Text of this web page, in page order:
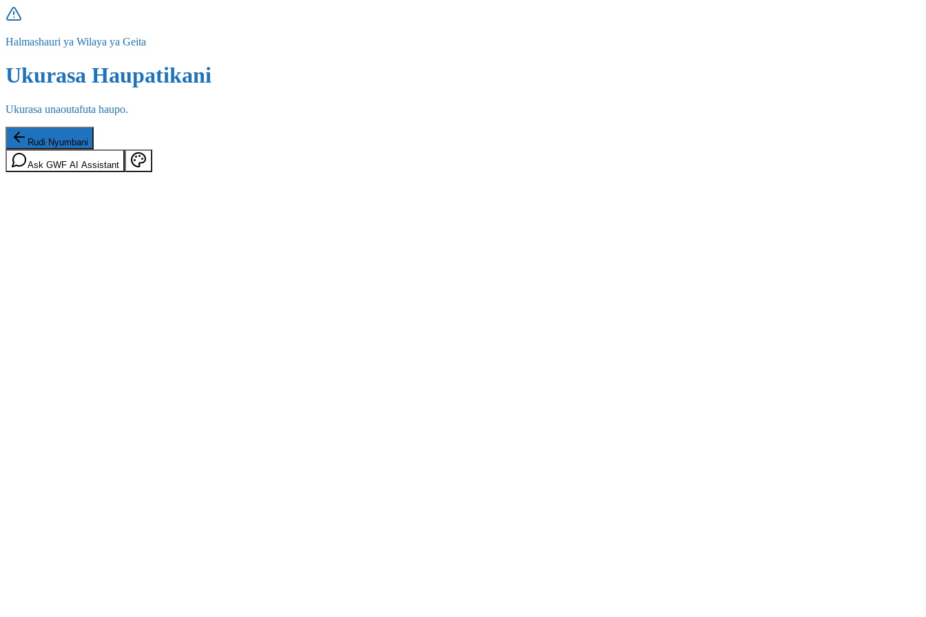
Halmashauri ya Wilaya ya Geita
Ukurasa Haupatikani
Ukurasa unaoutafuta haupo.
Rudi Nyumbani
Ask GWF AI Assistant